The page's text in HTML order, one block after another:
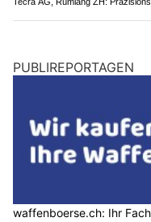
PUBLIREPORTAGEN
waffenboerse.ch: Ihr